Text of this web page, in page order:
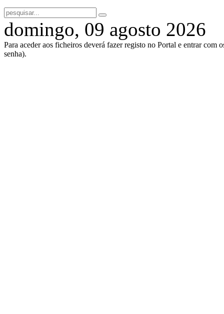
domingo, 09 agosto 2026
Para aceder aos ficheiros deverá fazer registo no Portal e entrar com
senha).